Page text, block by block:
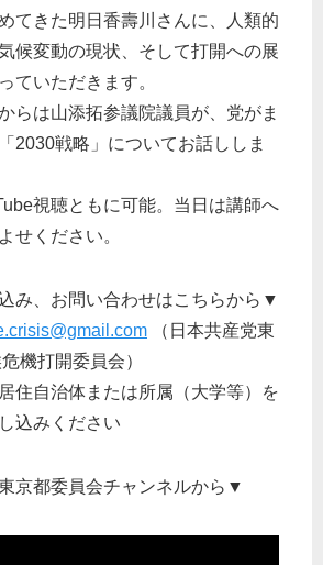
てきた明日香壽川さんに、人類的
候変動の現状、そして打開への展
ていただきます。
らは山添拓参議院議員が、党がま
2030戦略」についてお話ししま
視聴ともに可能。当日は講師へ
せください。
み、お問い合わせはこちらから▼
（日本共産党東
機打開委員会）
住自治体または所属（大学等）を
込みください
京都委員会チャンネルから▼